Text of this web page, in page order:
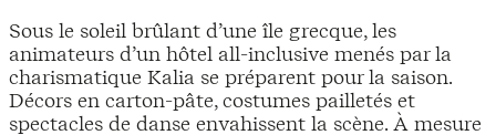
Sous le soleil brûlant d’une île grecque, les
animateurs d’un hôtel all-inclusive menés par la
charismatique Kalia se préparent pour la saison.
Décors en carton-pâte, costumes pailletés et
spectacles de danse envahissent la scène. À mesure